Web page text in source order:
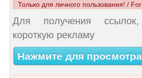
Только для личного пользования! /
Для получения ссылок,
короткую рекламу
Нажмите для просмотра